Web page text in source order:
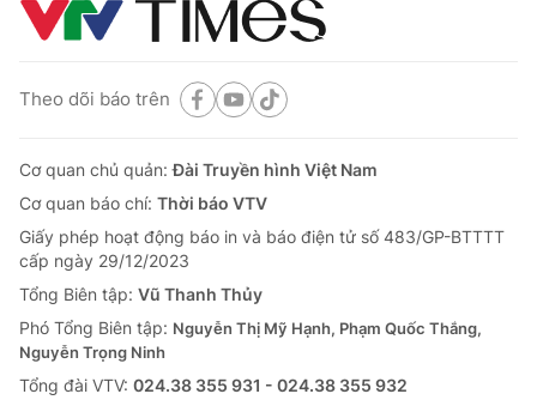
Theo dõi báo trên
Cơ quan chủ quản:Đài Truyền hình Việt Nam
Cơ quan báo chí: Thời báo VTV
Giấy phép hoạt động báo in và báo điện tử số 483/GP-BTTTT
cấp ngày 29/12/2023
Tổng Biên tập: Vũ Thanh Thủy
Phó Tổng Biên tập: Nguyễn Thị Mỹ Hạnh, Phạm Quốc Thắng,
Nguyễn Trọng Ninh
Tổng đài VTV: 024.38 355 931 - 024.38 355 932